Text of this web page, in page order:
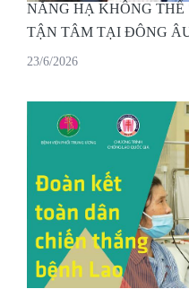
NẮNG HẠ KHÔNG THỂ
TẬN TÂM TẠI ĐÔNG
23/6/2026